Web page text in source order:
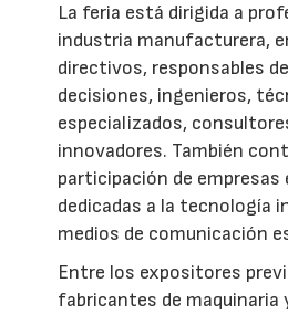
La feria está dirigida a
industria manufacturera,
directivos, responsables
decisiones, ingenieros,
especializados,
innovadores. También
participación de empresas
dedicadas a la tecnología
medios de comunicación
Entre los expositores
fabricantes de maquinaria